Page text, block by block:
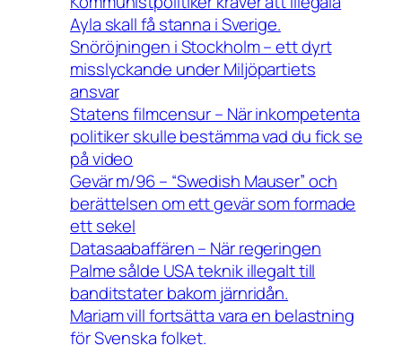
Ayla skall få stanna i Sverige.
Snöröjningen i Stockholm – ett dyrt
misslyckande under Miljöpartiets
ansvar
Statens filmcensur – När inkompetenta
politiker skulle bestämma vad du fick se
på video
Gevär m/96 – “Swedish Mauser” och
berättelsen om ett gevär som formade
ett sekel
Datasaabaffären – När regeringen
Palme sålde USA teknik illegalt till
banditstater bakom järnridån.
Mariam vill fortsätta vara en belastning
för Svenska folket.